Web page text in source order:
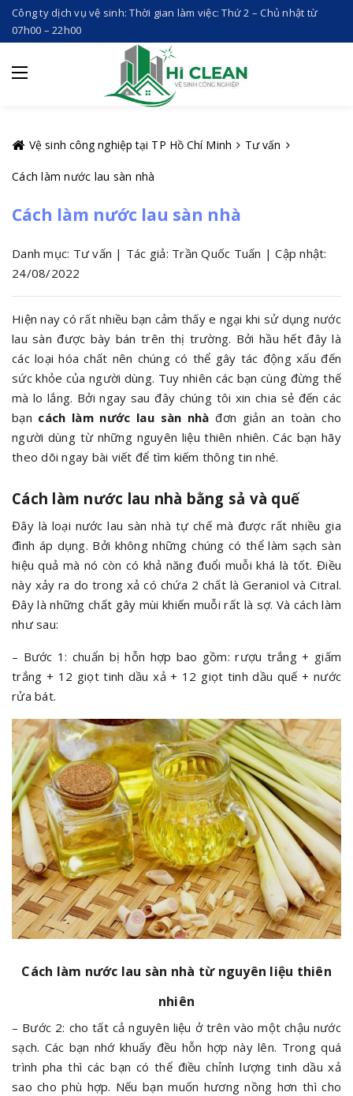
Công ty dịch vụ vệ sinh: Thời gian làm việc: Thứ 2 – Chủ nhật từ
07h00 – 22h00
Vệ sinh công nghiệp tại TP Hồ Chí Minh Tư vấn
Cách làm nước lau sàn nhà
Cách làm nước lau sàn nhà
Danh mục: Tư vấn | Tác giả: Trần Quốc Tuấn | Cập nhật:
24/08/2022
Hiện nay có rất nhiều bạn cảm thấy e ngại khi sử dụng nước
lau sàn được bày bán trên thị trường. Bởi hầu hết đây là
các loại hóa chất nên chúng có thể gây tác động xấu đến
sức khỏe của người dùng. Tuy nhiên các bạn cùng đừng thế
mà lo lắng. Bởi ngay sau đây chúng tôi xin chia sẻ đến các
bạn cách làm nước lau sàn nhà đơn giản an toàn cho
người dùng từ những nguyên liệu thiên nhiên. Các bạn hãy
theo dõi ngay bài viết để tìm kiếm thông tin nhé.
Cách làm nước lau nhà bằng sả và quế
Đây là loại nước lau sàn nhà tự chế mà được rất nhiều gia
đình áp dụng. Bởi không những chúng có thể làm sạch sàn
hiệu quả mà nó còn có khả năng đuổi muỗi khá là tốt. Điều
này xảy ra do trong xả có chứa 2 chất là Geraniol và Citral.
Đây là những chất gây mùi khiến muỗi rất là sợ. Và cách làm
như sau:
– Bước 1: chuẩn bị hỗn hợp bao gồm: rượu trắng + giấm
trắng + 12 giọt tinh dầu xả + 12 giọt tinh dầu quế + nước
rửa bát.
Cách làm nước lau sàn nhà từ nguyên liệu thiên
nhiên
– Bước 2: cho tất cả nguyên liệu ở trên vào một chậu nước
sạch. Các bạn nhớ khuấy đều hỗn hợp này lên. Trong quá
trình pha thì các bạn có thể điều chỉnh lượng tinh dầu xả
sao cho phù hợp. Nếu bạn muốn hương nồng hơn thì cho